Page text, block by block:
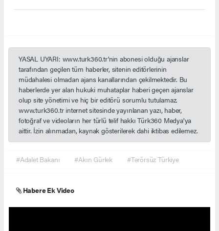
YASAL UYARI: www.turk360.tr'nin abonesi olduğu ajanslar
tarafından geçilen tüm haberler, sitenin editörlerinin
müdahalesi olmadan ajans kanallarından çekilmektedir. Bu
haberlerde yer alan hukuki muhataplar haberi geçen ajanslar
olup site yönetimi ve hiç bir editörü sorumlu tutulamaz.
www.turk360.tr internet sitesinde yayınlanan yazı, haber,
fotoğraf ve videoların her türlü telif hakkı Türk360 Medya'ya
aittir. İzin alınmadan, kaynak gösterilerek dahi iktibas edilemez.
#Adalet Bakanı #Akın Gürlek #Terörsüz Türkiye
Habere Ek Video